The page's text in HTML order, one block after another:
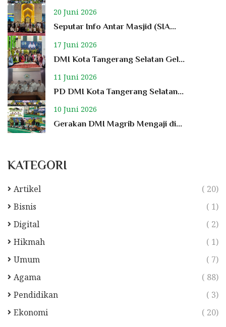
20 Juni 2026
Seputar Info Antar Masjid (SIA...
17 Juni 2026
DMI Kota Tangerang Selatan Gel...
11 Juni 2026
PD DMI Kota Tangerang Selatan...
10 Juni 2026
Gerakan DMI Magrib Mengaji di...
KATEGORI
Artikel
( 20)
Bisnis
( 1)
Digital
( 2)
Hikmah
( 1)
Umum
( 7)
Agama
( 88)
Pendidikan
( 3)
Ekonomi
( 20)